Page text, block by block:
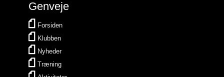
Genveje
Forsiden
Klubben
Nyheder
Træning